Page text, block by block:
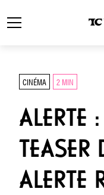
CINÉMA 2 MIN
ALERTE
ALERTE